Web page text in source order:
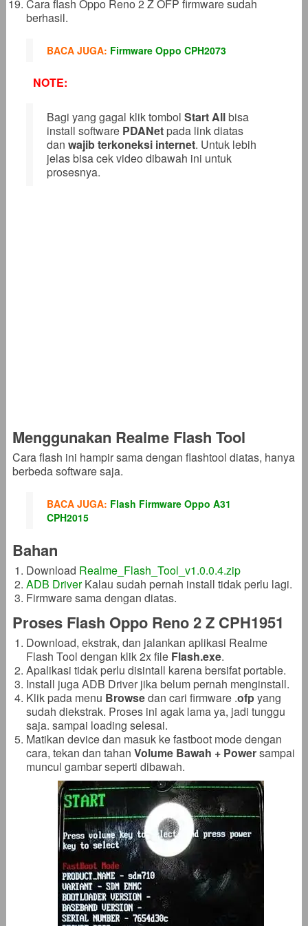
Cara flash Oppo Reno 2 Z OFP firmware sudah
berhasil.
BACA JUGA: Firmware Oppo CPH2073
NOTE:
Bagi yang gagal klik tombol Start Allbisa
install software PDANetpada link diatas
dan wajib terkoneksi internet. Untuk lebih
jelas bisa cek video dibawah ini untuk
prosesnya.
Menggunakan Realme Flash Tool
Cara flash ini hampir sama dengan flashtool diatas, hanya
berbeda software saja.
BACA JUGA: Flash Firmware Oppo A31
CPH2015
Bahan
Download Realme_Flash_Tool_v1.0.0.4.zip
ADB DriverKalau sudah pernah install tidak perlu lagi.
Firmware sama dengan diatas.
Proses Flash Oppo Reno 2 Z CPH1951
Download, ekstrak, dan jalankan aplikasi Realme
Flash Tool dengan klik 2x file Flash.exe.
Apalikasi tidak perlu disintall karena bersifat portable.
Install juga ADB Driver jika belum pernah menginstall.
Klik pada menu Browsedan cari firmware .ofpyang
sudah diekstrak. Proses ini agak lama ya, jadi tunggu
saja. sampai loading selesai.
Matikan device dan masuk ke fastboot mode dengan
cara, tekan dan tahan Volume Bawah + Powersampai
muncul gambar seperti dibawah.